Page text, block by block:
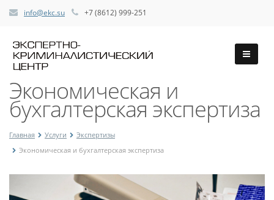
info@ekc.su +7 (8612) 999-251
Экономическая и
бухгалтерская экспертиза
Главная Услуги
Экспертизы
Экономическая и бухгалтерская экспертиза